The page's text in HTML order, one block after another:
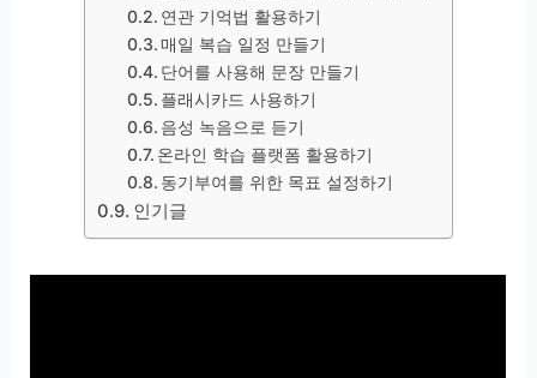
연관 기억법 활용하기
매일 복습 일정 만들기
단어를 사용해 문장 만들기
플래시카드 사용하기
음성 녹음으로 듣기
온라인 학습 플랫폼 활용하기
동기부여를 위한 목표 설정하기
인기글